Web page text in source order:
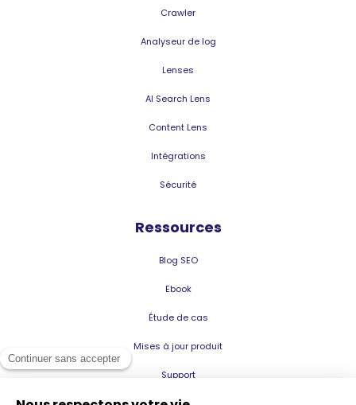
Crawler
Analyseur de log
Lenses
AI Search Lens
Content Lens
Intégrations
Sécurité
Ressources
Blog SEO
Ebook
Étude de cas
Mises à jour produit
Support